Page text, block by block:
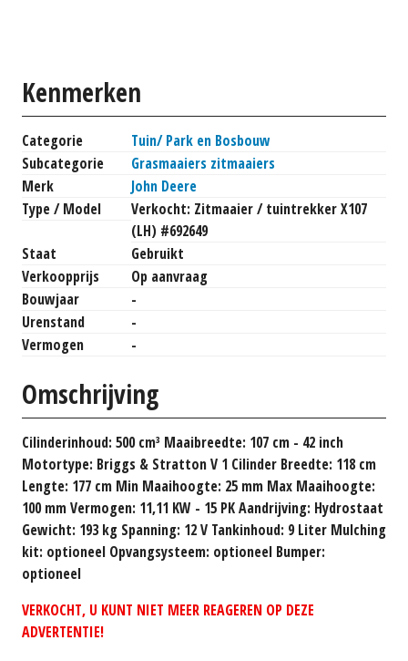
Kenmerken
Categorie
Tuin/ Park en Bosbouw
Subcategorie
Grasmaaiers zitmaaiers
Merk
John Deere
Type / Model
Verkocht: Zitmaaier / tuintrekker X107
(LH) #692649
Staat
Gebruikt
Verkoopprijs
Op aanvraag
Bouwjaar
-
Urenstand
-
Vermogen
-
Omschrijving
Cilinderinhoud: 500 cm³ Maaibreedte: 107 cm - 42 inch
Motortype: Briggs & Stratton V 1 Cilinder Breedte: 118 cm
Lengte: 177 cm Min Maaihoogte: 25 mm Max Maaihoogte:
100 mm Vermogen: 11,11 KW - 15 PK Aandrijving: Hydrostaat
Gewicht: 193 kg Spanning: 12 V Tankinhoud: 9 Liter Mulching
kit: optioneel Opvangsysteem: optioneel Bumper:
optioneel
VERKOCHT, U KUNT NIET MEER REAGEREN OP DEZE
ADVERTENTIE!